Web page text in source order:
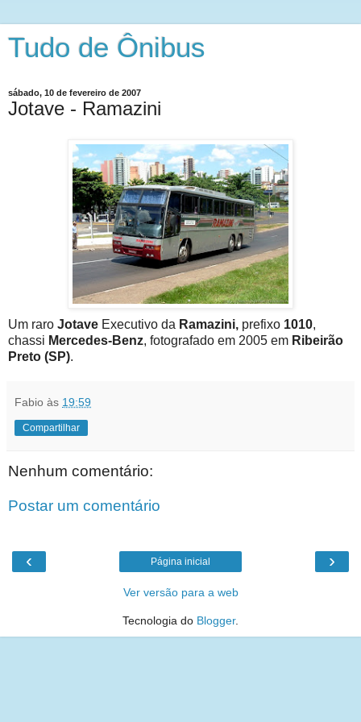
Tudo de Ônibus
sábado, 10 de fevereiro de 2007
Jotave - Ramazini
Um raro Jotave Executivo da Ramazini, prefixo 1010,
chassi Mercedes-Benz, fotografado em 2005 em Ribeirão
Preto (SP).
Fabio às 19:59
Compartilhar
Nenhum comentário:
Postar um comentário
‹ ›
Página inicial
Ver versão para a web
Tecnologia do Blogger.